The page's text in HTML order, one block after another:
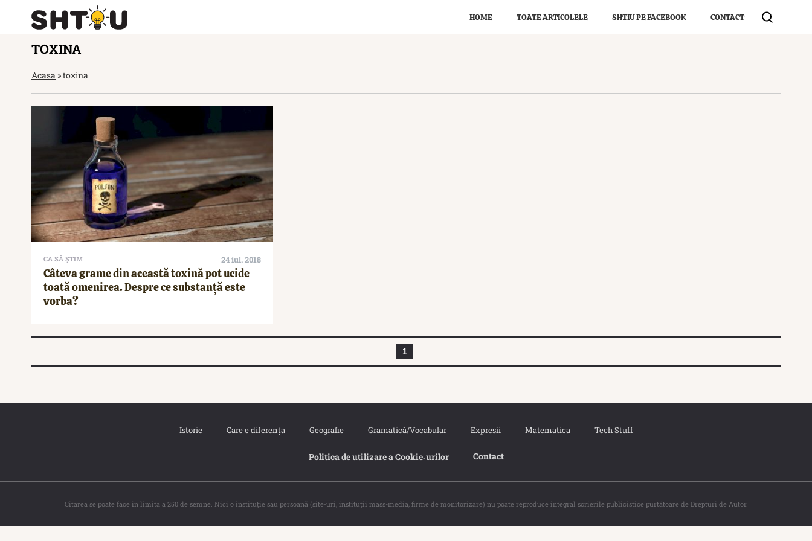
HOME TOATE ARTICOLELE SHTIU PE FACEBOOK CONTACT
TOXINA
Acasa »toxina
CA SĂ ȘTIM 24 iul. 2018
Câteva grame din această toxină pot ucide
toată omenirea. Despre ce substanță este
vorba?
1
Istorie Care e diferența Geografie Gramatică/Vocabular Expresii Matematica Tech Stuff
Politica de utilizare a Cookie‐urilor Contact
Citarea se poate face în limita a 250 de semne. Nici o instituţie sau persoană (site-uri, instituţii mass-media, firme de monitorizare) nu poate reproduce integral scrierile publicistice purtătoare de Drepturi de Autor.